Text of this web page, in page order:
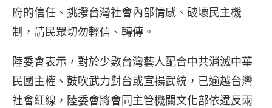
府的信任、挑撥台灣社會內部情感、破壞民主機
制，請民眾切勿輕信、轉傳。
陸委會表示，對於少數台灣藝人配合中共消滅中華
民國主權、鼓吹武力對台或宣揚武統，已逾越台灣
社會紅線，陸委會將會同主管機關文化部依違反兩